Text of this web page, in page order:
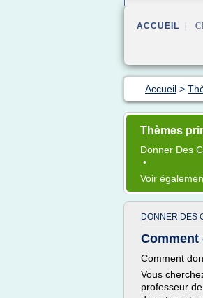
ACCUEIL |
Accueil >
Thèmes
Donner Des
•
Voir
DONNER DES
Comment
Comment
Vous
professeur